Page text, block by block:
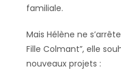
familiale.
Mais Hélène ne
Fille Colmant”, elle
nouveaux projets :